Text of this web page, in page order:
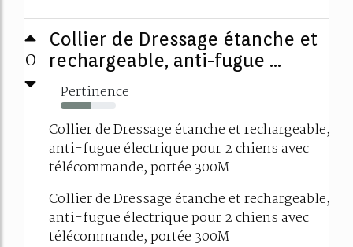
0
Collier de Dressage étanche et
rechargeable, anti-fugue ...
Pertinence
54%
Collier de Dressage étanche et rechargeable,
anti-fugue électrique pour 2 chiens avec
télécommande, portée 300M
Collier de Dressage étanche et rechargeable,
anti-fugue électrique pour 2 chiens avec
télécommande, portée 300M